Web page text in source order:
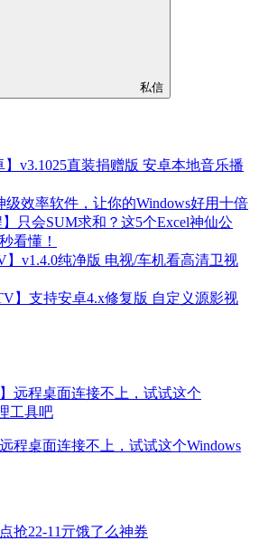
私信
】v3.1025直装捐赠版 安卓本地音乐播
级效率软件，让你的Windows好用十倍
】只会SUM求和？这5个Excel神仙公
看懂！
】v1.4.0纯净版 电视/车机看高清卫视
】支持安卓4.x修复版 自定义源影视
程桌面连接不上，试试这个Windows
抢22-11亓饿了么神券